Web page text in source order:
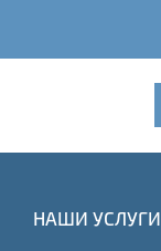
НАШИ УСЛУГИ